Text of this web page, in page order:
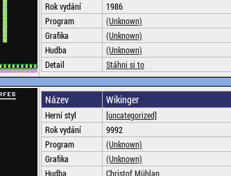
Rok vydání
1986
Program
(Unknown)
Grafika
(Unknown)
Hudba
(Unknown)
Detail
Stáhni si to
Název Wikinger
Herní styl
[uncategorized]
Rok vydání
9992
Program
(Unknown)
Grafika
(Unknown)
Hudba
Christof Mühlan